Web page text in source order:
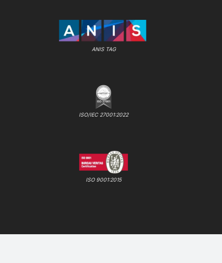
ANIS TAG
ISO/IEC 27001:2022
ISO 9001:2015